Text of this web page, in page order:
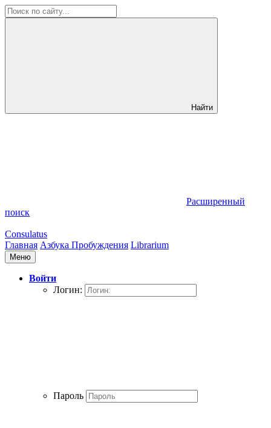
Найти
Расширенный
поиск
Consulatus
Главная Азбука Пробуждения Librarium
Меню
Войти
Логин:
Пароль